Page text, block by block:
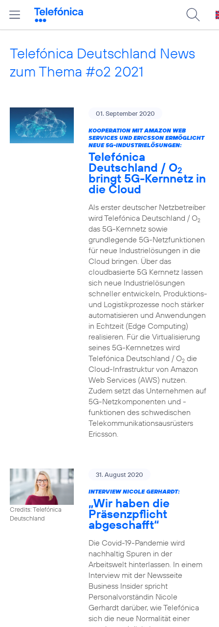
Telefónica Deutschland News
zum Thema #o2 2021
01. September 2020
KOOPERATION MIT AMAZON WEB
SERVICES UND ERICSSON ERMÖGLICHT
NEUE 5G-INDUSTRIELÖSUNGEN:
Telefónica
Deutschland / O2
bringt 5G-Kernnetz in
die Cloud
Als erster deutscher Netzbetreiber
wird Telefónica Deutschland / O2
das 5G-Kernnetz sowie
grundlegende 5G-Netzfunktionen
für neue Industrielösungen in die
Cloud bringen. Über das
cloudbasierte 5G Kernnetz lassen
sich neue Industrielösungen
schneller entwickeln, Produktions-
und Logistikprozesse noch stärker
automatisieren und Anwendungen
in Echtzeit (Edge Computing)
realisieren. Für die Virtualisierung
seines 5G-Kernnetzes wird
Telefónica Deutschland / O2die
Cloud-Infrastruktur von Amazon
Web Services (AWS) nutzen.
Zudem setzt das Unternehmen auf
5G-Netzkomponenten und -
funktionen des schwedischen
Telekommunikationsausrüsters
Ericsson.
Credits: Telefónica
Deutschland
31. August 2020
INTERVIEW NICOLE GERHARDT:
„Wir haben die
Präsenzpflicht
abgeschafft“
Die Covid-19-Pandemie wird
nachhaltig Spuren in der
Arbeitswelt hinterlassen. In einem
Interview mit der Newsseite
Business Insider spricht
Personalvorständin Nicole
Gerhardt darüber, wie Telefónica
sich die neue Normalität einer